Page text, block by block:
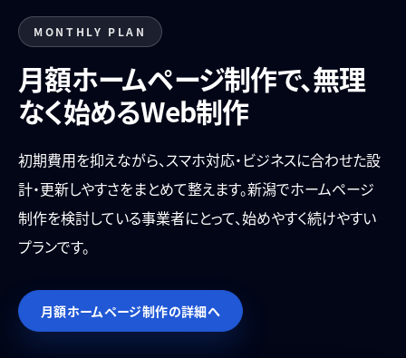
MONTHLY PLAN
月額ホームページ制作で、無理
なく始めるWeb制作
初期費用を抑えながら、スマホ対応・ビジネスに合わせた設
計・更新しやすさをまとめて整えます。新潟でホームページ
制作を検討している事業者にとって、始めやすく続けやすい
プランです。
月額ホームページ制作の詳細へ